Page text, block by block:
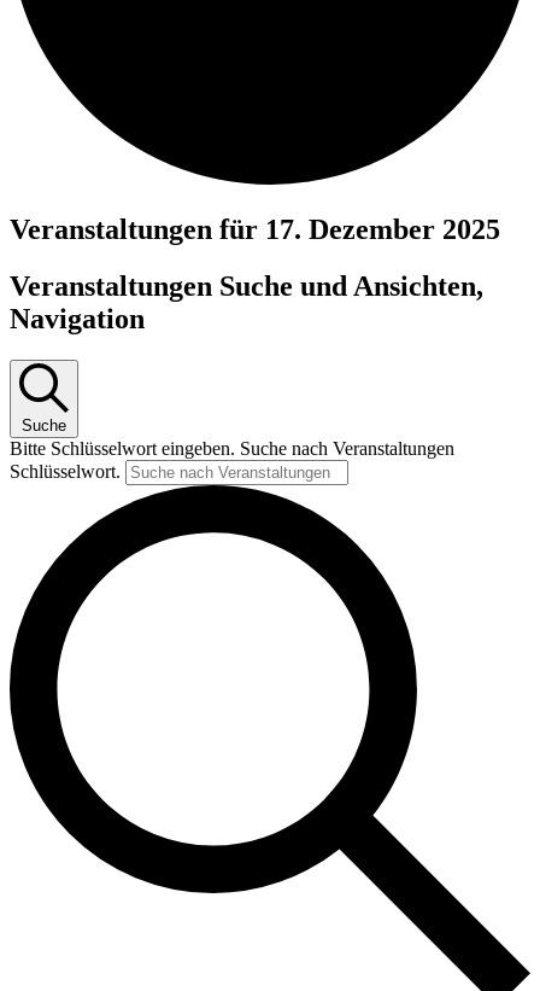
Veranstaltungen für 17. Dezember 2025
Veranstaltungen Suche und Ansichten,
Navigation
Suche
Bitte Schlüsselwort eingeben. Suche nach Veranstaltungen
Schlüsselwort.